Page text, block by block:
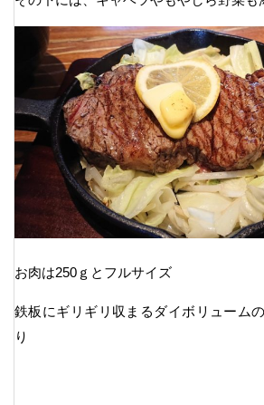
お肉は250ｇとフルサイズ
鉄板にギリギリ収まるダイボリューム
り